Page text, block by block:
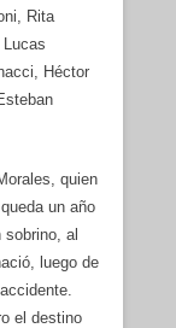
Rita
Héctor
quien
un año
al
luego de
el destino